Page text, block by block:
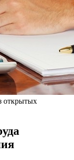
открытых